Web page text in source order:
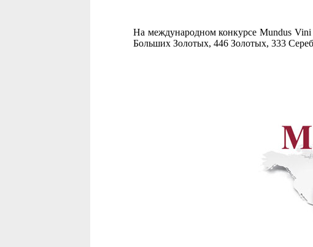
На международном конкурсе Mundus
Больших Золотых, 446 Золотых, 333